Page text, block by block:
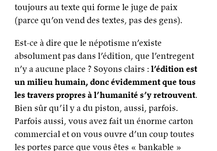
toujours au texte qui forme le juge de paix
(parce qu’on vend des textes, pas des gens).
Est-ce à dire que le népotisme n’existe
absolument pas dans l’édition, que l’entregent
n’y a aucune place ? Soyons clairs : l’édition est
un milieu humain, donc évidemment que tous
les travers propres à l’humanité s’y retrouvent.
Bien sûr qu’il y a du piston, aussi, parfois.
Parfois aussi, vous avez fait un énorme carton
commercial et on vous ouvre d’un coup toutes
les portes parce que vous êtes « bankable »